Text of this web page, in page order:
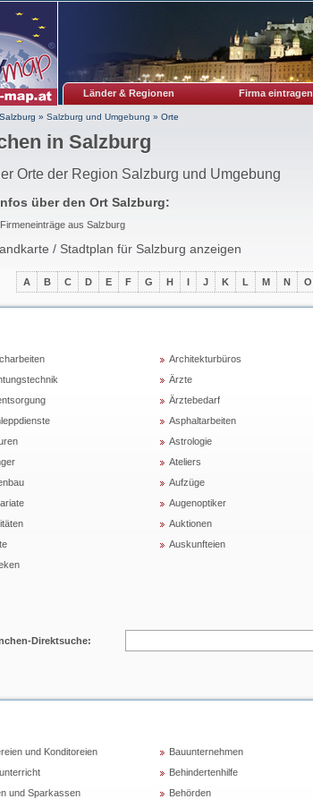
Länder & Regionen Firma eintragen
Salzburg » Salzburg und Umgebung » Orte
in Salzburg
Orte der Region Salzburg und Umgebung
über den Ort Salzburg:
aus Salzburg
/ Stadtplan für Salzburg anzeigen
A B C D E F G H I J K L M N O
Architekturbüros
Ärzte
Ärztebedarf
Asphaltarbeiten
Astrologie
Ateliers
Aufzüge
Augenoptiker
Auktionen
Auskunfteien
Direktsuche:
und Konditoreien
und Sparkassen
Bauunternehmen
Behindertenhilfe
Behörden